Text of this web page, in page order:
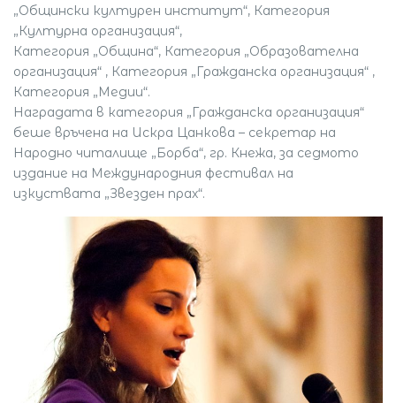
„Общински културен институт“, Категория
„Културна организация“,
Категория „Община“, Категория „Образователна
организация“ , Категория „Гражданска организация“ ,
Категория „Медии“.
Наградата в категория „Гражданска организация“
беше връчена на Искра Цанкова – секретар на
Народно читалище „Борба“, гр. Кнежа, за седмото
издание на Международния фестивал на
изкуствата „Звезден прах“.